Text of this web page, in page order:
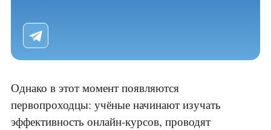
Однако в этот момент появляются
первопроходцы: учёные начинают изучать
эффективность онлайн-курсов, проводят